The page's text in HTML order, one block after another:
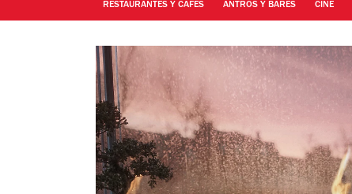
RESTAURANTES Y CAFES ANTROS Y BARES CINE